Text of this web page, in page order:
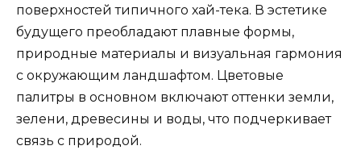
поверхностей типичного хай-тека. В эстетике
будущего преобладают плавные формы,
природные материалы и визуальная гармония
с окружающим ландшафтом. Цветовые
палитры в основном включают оттенки земли,
зелени, древесины и воды, что подчеркивает
связь с природой.